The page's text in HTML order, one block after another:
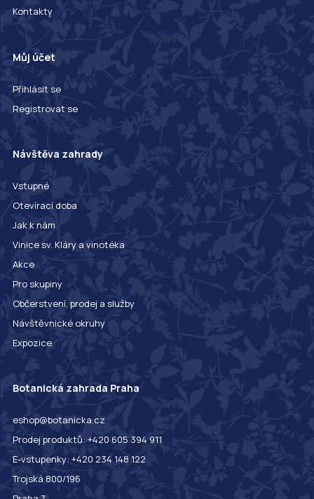
Kontakty
Můj účet
Přihlásit se
Registrovat se
Návštěva zahrady
Vstupné
Otevírací doba
Jak k nám
Vinice sv. Kláry a vinotéka
Akce
Pro skupiny
Občerstvení, prodej a služby
Návštěvnické okruhy
Expozice
Botanická zahrada Praha
eshop@botanicka.cz
Prodej produktů: +420 605 394 911
E-vstupenky: +420 234 148 122
Trojská 800/196